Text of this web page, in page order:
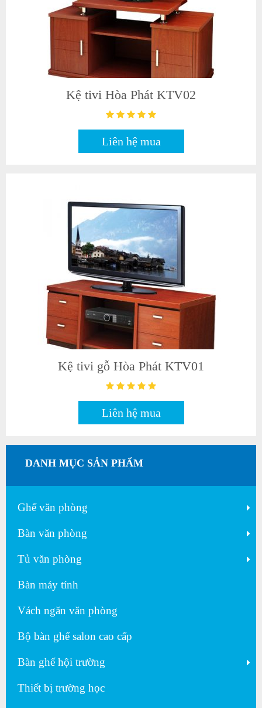
Kệ tivi Hòa Phát KTV02
Liên hệ mua
Kệ tivi gỗ Hòa Phát KTV01
Liên hệ mua
DANH MỤC SẢN PHẨM
Ghế văn phòng
Bàn văn phòng
Tủ văn phòng
Bàn máy tính
Vách ngăn văn phòng
Bộ bàn ghế salon cao cấp
Bàn ghế hội trường
Thiết bị trường học